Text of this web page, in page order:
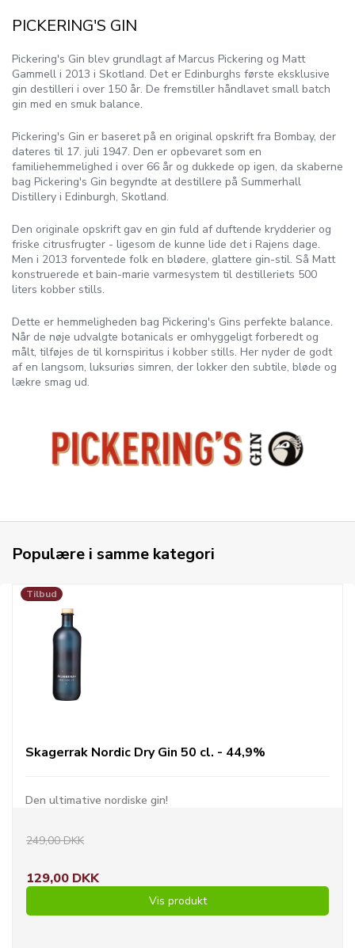
PICKERING'S GIN
Pickering's Gin blev grundlagt af Marcus Pickering og Matt
Gammell i 2013 i Skotland. Det er Edinburghs første eksklusive
gin destilleri i over 150 år. De fremstiller håndlavet small batch
gin med en smuk balance.
Pickering's Gin er baseret på en original opskrift fra Bombay, der
dateres til 17. juli 1947. Den er opbevaret som en
familiehemmelighed i over 66 år og dukkede op igen, da skaberne
bag Pickering's Gin begyndte at destillere på Summerhall
Distillery i Edinburgh, Skotland.
Den originale opskrift gav en gin fuld af duftende krydderier og
friske citrusfrugter - ligesom de kunne lide det i Rajens dage.
Men i 2013 forventede folk en blødere, glattere gin-stil. Så Matt
konstruerede et bain-marie varmesystem til destilleriets 500
liters kobber stills.
Dette er hemmeligheden bag Pickering's Gins perfekte balance.
Når de nøje udvalgte botanicals er omhyggeligt forberedt og
målt, tilføjes de til kornspiritus i kobber stills. Her nyder de godt
af en langsom, luksuriøs simren, der lokker den subtile, bløde og
lækre smag ud.
Populære i samme kategori
Tilbud
Skagerrak Nordic Dry Gin 50 cl. - 44,9%
Den ultimative nordiske gin!
249,00 DKK
129,00 DKK
Vis produkt